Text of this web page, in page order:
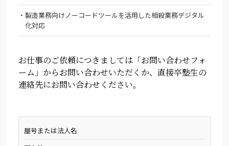
製造業務向けノーコードツールを活用した相殺業務デジタル
化対応
お仕事のご依頼につきましては「お問い合わせフォ
ーム」からお問い合わせいただくか、 直接卒塾生の
連絡先にお問い合わせください。
屋号または法人名